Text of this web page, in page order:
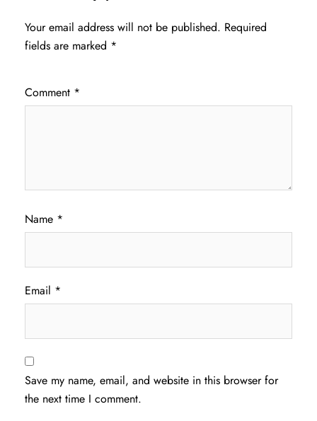
Your email address will not be published. Required
fields are marked *
Comment *
Name *
Email *
Save my name, email, and website in this browser for
the next time I comment.